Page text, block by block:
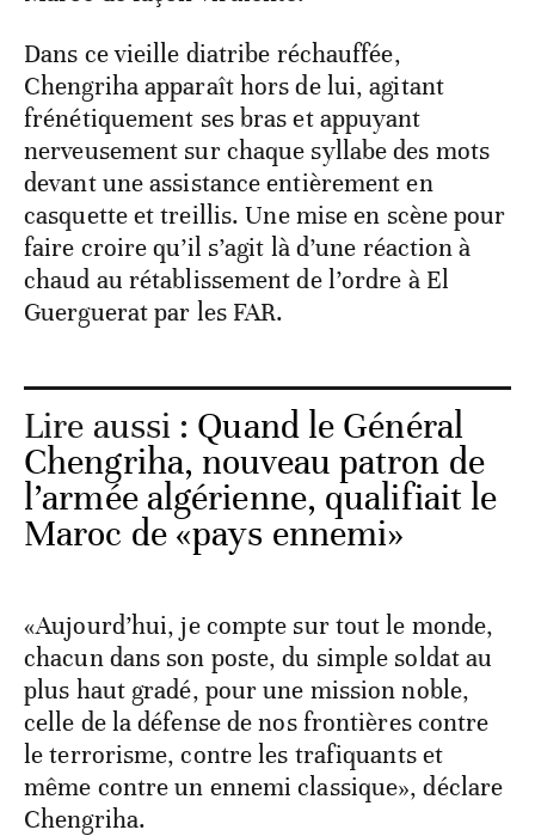
Dans ce vieille diatribe réchauffée,
Chengriha apparaît hors de lui, agitant
frénétiquement ses bras et appuyant
nerveusement sur chaque syllabe des mots
devant une assistance entièrement en
casquette et treillis. Une mise en scène pour
faire croire qu’il s’agit là d’une réaction à
chaud au rétablissement de l’ordre à El
Guerguerat par les FAR.
Lire aussi : Quand le Général
Chengriha, nouveau patron de
l’armée algérienne, qualifiait le
Maroc de «pays ennemi»
«Aujourd’hui, je compte sur tout le monde,
chacun dans son poste, du simple soldat au
plus haut gradé, pour une mission noble,
celle de la défense de nos frontières contre
le terrorisme, contre les trafiquants et
même contre un ennemi classique», déclare
Chengriha.